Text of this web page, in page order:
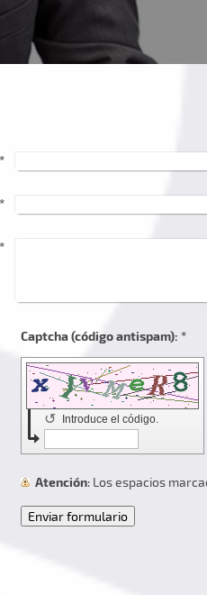
*
*
*
Captcha (código antispam): *
Introduce el código.
↺
Atención : Los espacios